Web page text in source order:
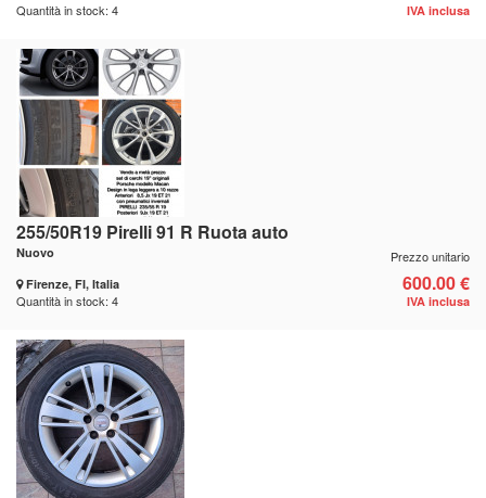
Quantità in stock: 4 IVA inclusa
255/50R19 Pirelli 91 R Ruota auto
Nuovo
Firenze, FI, Italia
Quantità in stock: 4
Prezzo unitario
600.00 €
IVA inclusa